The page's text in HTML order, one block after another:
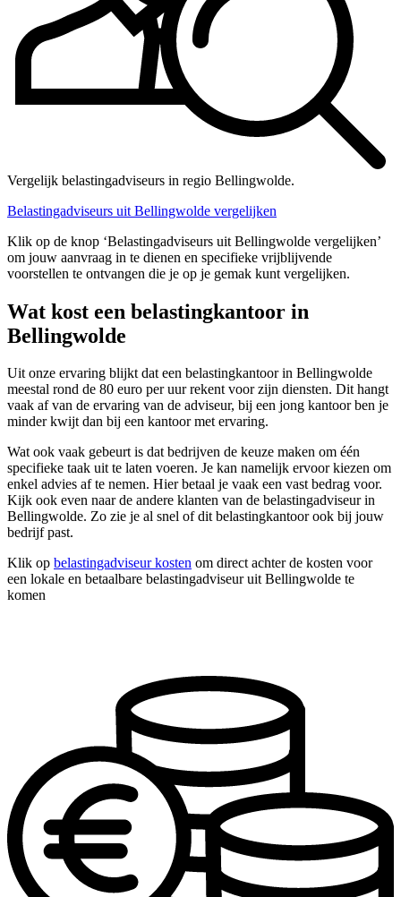
Vergelijk belastingadviseurs in regio Bellingwolde.
Belastingadviseurs uit Bellingwolde vergelijken
Klik op de knop ‘Belastingadviseurs uit Bellingwolde vergelijken’
om jouw aanvraag in te dienen en specifieke vrijblijvende
voorstellen te ontvangen die je op je gemak kunt vergelijken.
Wat kost een belastingkantoor in
Bellingwolde
Uit onze ervaring blijkt dat een belastingkantoor in Bellingwolde
meestal rond de 80 euro per uur rekent voor zijn diensten. Dit hangt
vaak af van de ervaring van de adviseur, bij een jong kantoor ben je
minder kwijt dan bij een kantoor met ervaring.
Wat ook vaak gebeurt is dat bedrijven de keuze maken om één
specifieke taak uit te laten voeren. Je kan namelijk ervoor kiezen om
enkel advies af te nemen. Hier betaal je vaak een vast bedrag voor.
Kijk ook even naar de andere klanten van de belastingadviseur in
Bellingwolde. Zo zie je al snel of dit belastingkantoor ook bij jouw
bedrijf past.
Klik op belastingadviseur kosten om direct achter de kosten voor
een lokale en betaalbare belastingadviseur uit Bellingwolde te
komen